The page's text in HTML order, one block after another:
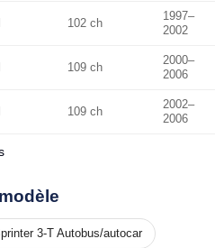
102 ch
1997–
2002
109 ch
2000–
2006
109 ch
2002–
2006
3-T Autobus/autocar